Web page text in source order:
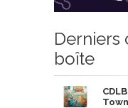
Derniers
boîte
Town